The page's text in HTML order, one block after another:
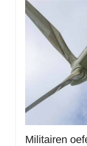
Militairen